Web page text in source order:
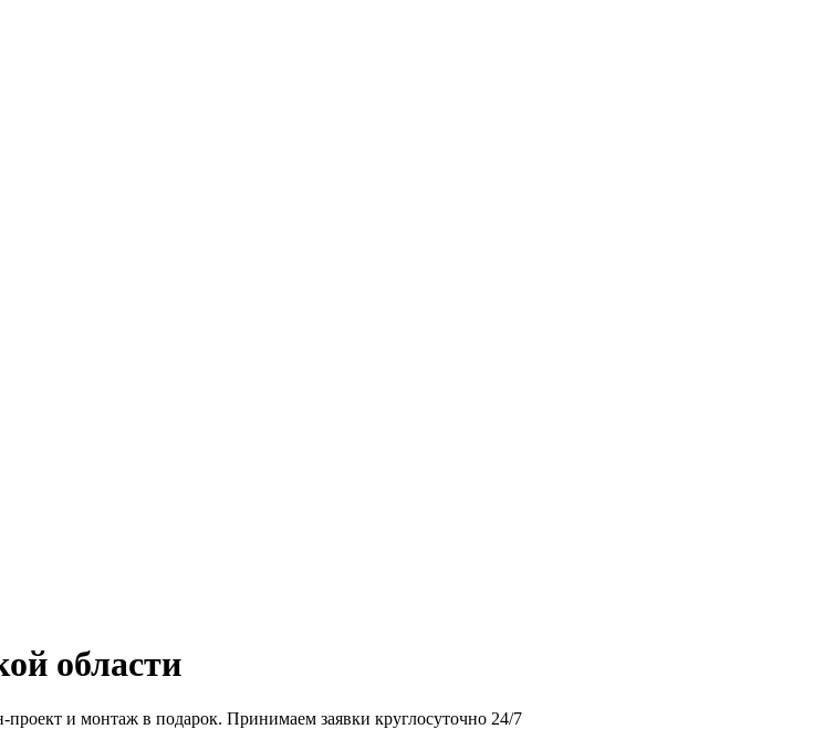
области
и монтаж в подарок. Принимаем заявки круглосуточно 24/7